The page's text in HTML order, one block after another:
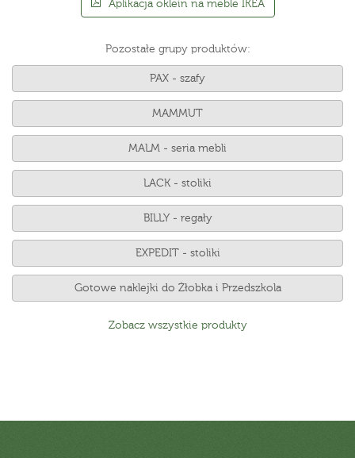
Aplikacja oklein na meble IKEA
Pozostałe grupy produktów:
PAX - szafy
MAMMUT
MALM - seria mebli
LACK - stoliki
BILLY - regały
EXPEDIT - stoliki
Gotowe naklejki do Żłobka i Przedszkola
Zobacz wszystkie produkty